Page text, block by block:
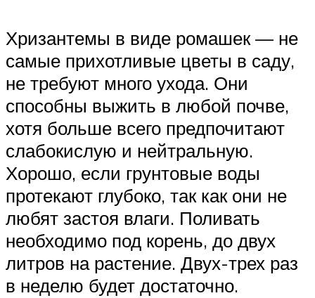
Хризантемы в виде ромашек — не
самые прихотливые цветы в саду,
не требуют много ухода. Они
способны выжить в любой почве,
хотя больше всего предпочитают
слабокислую и нейтральную.
Хорошо, если грунтовые воды
протекают глубоко, так как они не
любят застоя влаги. Поливать
необходимо под корень, до двух
литров на растение. Двух-трех раз
в неделю будет достаточно.